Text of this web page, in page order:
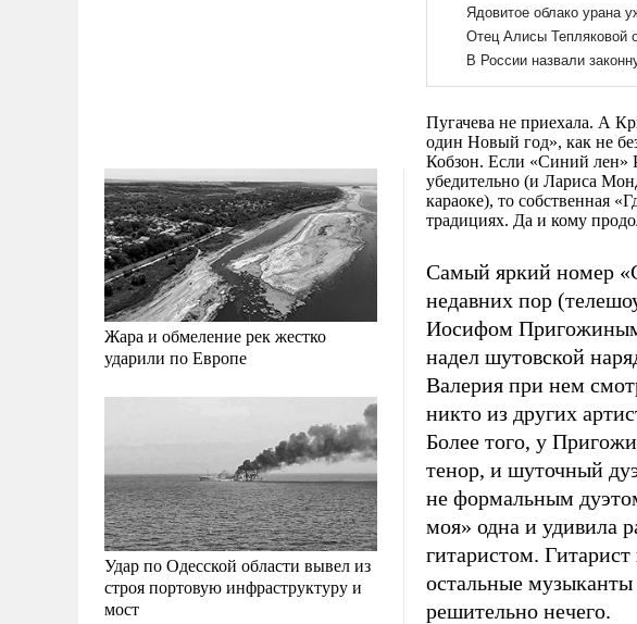
Жара и обмеление рек жестко
ударили по Европе
Удар по Одесской области вывел из
строя портовую инфраструктуру и
мост
Пугачева не приехала. А
один Новый год», как не
Кобзон. Если «Синий лен»
убедительно (и Лариса
караоке), то собственная
традициях. Да и кому
Самый яркий номер
недавних пор
Иосифом
надел шутовской
Валерия при нем
никто из других
Более того, у
тенор, и шуточный
не формальным
моя» одна и удивила
гитаристом.
остальные музыканты
решительно нечего.